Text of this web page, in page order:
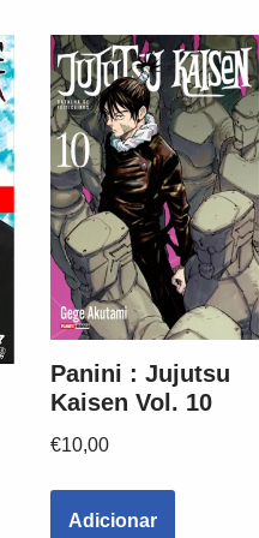
Panini : Jujutsu
Kaisen Vol. 10
€10,00
Adicionar